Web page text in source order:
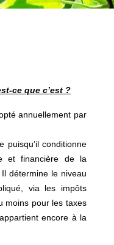
ce que c’est ?
annuellement par
puisqu’il conditionne
et financière de la
détermine le niveau
via les impôts
moins pour les taxes
encore à la